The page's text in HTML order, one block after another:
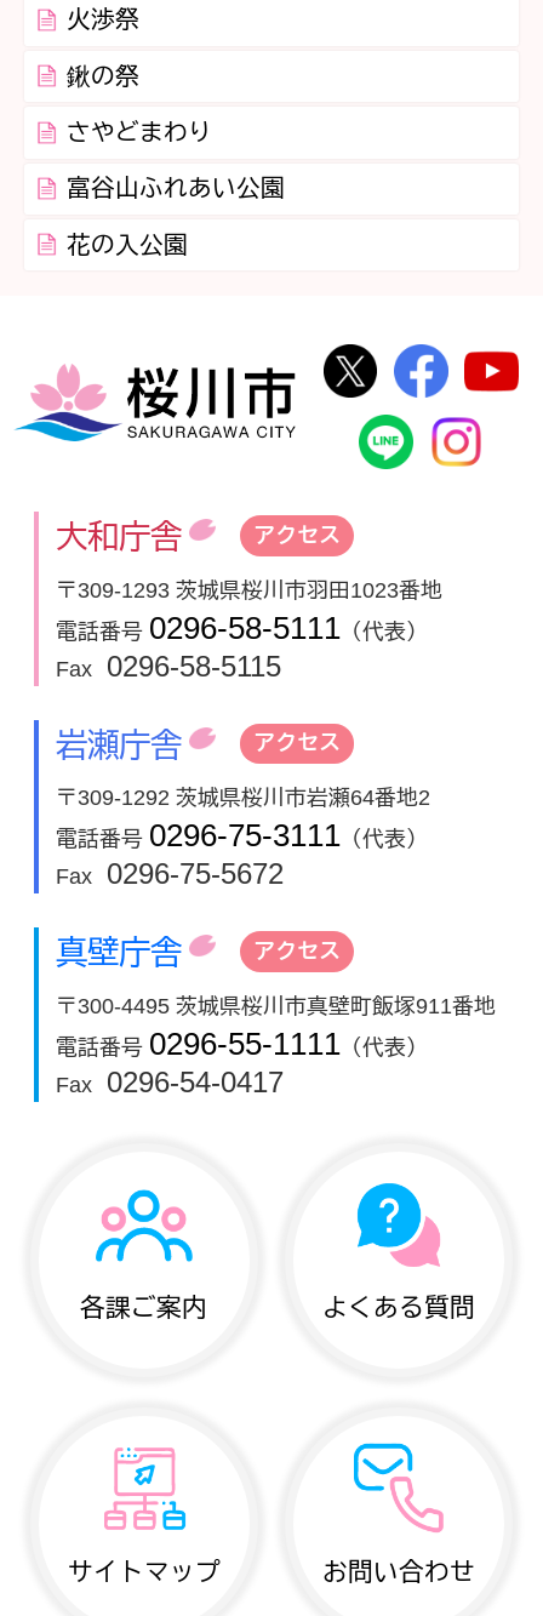
火渉祭
鍬の祭
さやどまわり
富谷山ふれあい公園
花の入公園
桜川市
桜川市公式
桜川
桜川市公
大和庁舎 アクセス
〒309-1293 茨城県桜川市羽田1023番地
電話番号 0296-58-5111 （代表）
Fax
0296-58-5115
岩瀬庁舎 アクセス
〒309-1292 茨城県桜川市岩瀬64番地2
電話番号 0296-75-3111 （代表）
Fax
0296-75-5672
真壁庁舎 アクセス
〒300-4495 茨城県桜川市真壁町飯塚911番地
電話番号 0296-55-1111 （代表）
Fax
0296-54-0417
各課ご案内 よくある質問
サイトマップ お問い合わせ